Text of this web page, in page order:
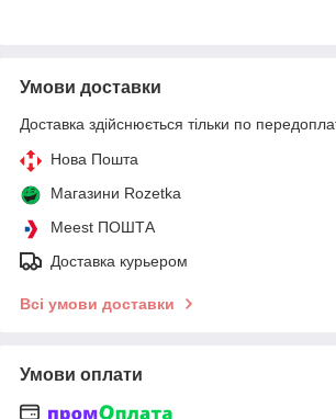
Умови доставки
Доставка здійснюється тільки по
Нова Пошта
Магазини Rozetka
Meest ПОШТА
Доставка курьером
Всі умови доставки
Умови оплати